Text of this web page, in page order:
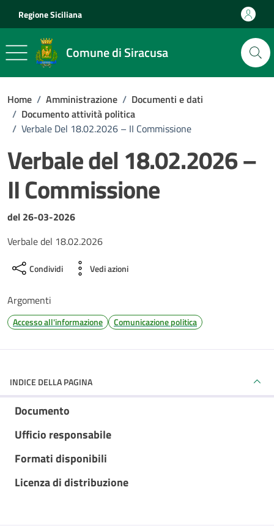
Regione Siciliana
Comune di Siracusa
Home / Amministrazione / Documenti e dati
/ Documento attività politica
/ Verbale Del 18.02.2026 – II Commissione
Verbale del 18.02.2026 –
II Commissione
Dettagli del documento
del 26-03-2026
Verbale del 18.02.2026
Condividi Vedi azioni
Argomenti
Accesso all'informazione Comunicazione politica
INDICE DELLA PAGINA
Documento
Ufficio responsabile
Formati disponibili
Licenza di distribuzione